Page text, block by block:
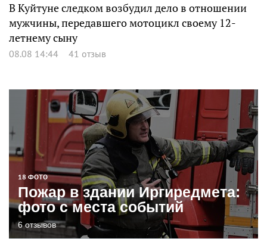
В Куйтуне следком возбудил дело в отношении
мужчины, передавшего мотоцикл своему 12-
летнему сыну
08.08 14:44 41 отзыв
18 ФОТО
Пожар в здании Иргиредмета:
фото с места событий
6 отзывов